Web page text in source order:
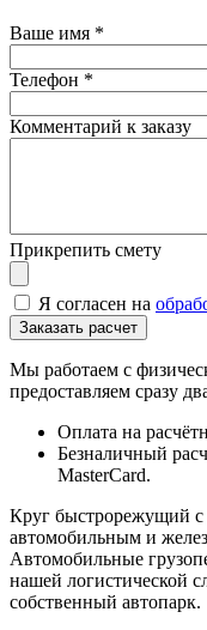
Ваше имя *
Телефон *
Комментарий к заказу
Прикрепить смету
Я согласен на
Мы работаем с
предоставляем сразу
Оплата на
Безналичный
MasterCard.
Круг быстрорежущий с
автомобильным и
Автомобильные
нашей логистической
собственный автопарк.